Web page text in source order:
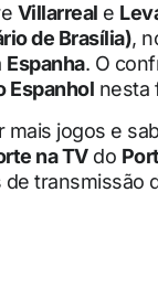
Villarreal e
de Brasília),
Espanha. O
Espanhol nesta
mais jogos e
na TVdo
transmissão